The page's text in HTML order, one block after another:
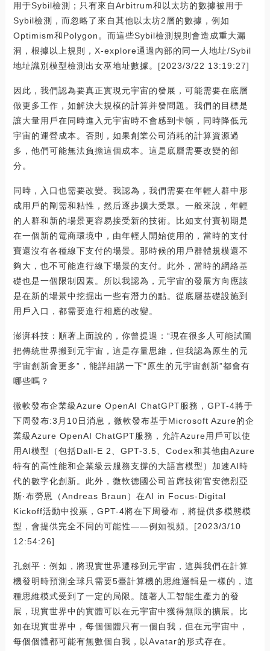
用于Sybil檢測；只有來自Arbitrum和以太坊的數據被用于
Sybil檢測，而忽略了來自其他以太坊2層的數據，例如
Optimism和Polygon。而這些Sybil檢測規則會造成重大漏
洞，根據以上規則，X-explore通過內部的同一人地址/Sybil
地址識別模型檢測出女巫地址數據。[2023/3/22 13:19:27]
因此，我們認為要真正實現元宇宙的發展，可能需要在底層
做更多工作，如解決大規模的計算并發問題。我們的目標是
讓大量用戶在同時進入元宇宙時不會感到卡頓，同時降低元
宇宙的運營成本。否則，如果創業公司消耗的計算資源過
多，他們可能無法負擔這個成本。這是底層需要改變的部
分。
同時，入口也需要改變。我認為，我們需要在年輕人群中形
成用戶的剛需和粘性，然后逐步擴大受眾。一般來說，年輕
的人群和新的場景更容易接受新的技術。比如支付寶初期是
在一個新的電商環境中，由年輕人開始使用的，當時的支付
寶還沒有各種線下支付的場景。那時候的用戶群體規模還不
夠大，也不可能進行線下場景的支付。此外，當時的網絡基
礎也是一個限制因素。所以我認為，元宇宙的發展方向應該
是在新的場景中挖掘出一些有潛力的點。從底層基礎設施到
用戶入口，都需要進行相應的改變。
澎湃科技：順著上面說的，你曾提過：“現在很多人可能試圖
把傳統世界搬到元宇宙，這是存量思維，但我認為原生的元
宇宙創新會更多”，能詳細講一下“原生的元宇宙創新”都會有
哪些嗎？
微軟發布企業級Azure OpenAI ChatGPT服務，GPT-4將于
下周發布:3月10日消息，微軟發布基于Microsoft Azure的企
業級Azure OpenAI ChatGPT服務，允許Azure用戶可以使
用AI模型（包括Dall-E 2、GPT-3.5、Codex和其他由Azure
特有的高性能和企業級云服務支撐的大語言模型）加速AI時
代的數字化創新。此外，微軟德國公司首席技術官安德烈亞
斯·布勞恩（Andreas Braun）在AI in Focus-Digital
Kickoff活動中投票，GPT-4將在下周發布，將提供多模態模
型，會提供完全不同的可能性——例如視頻。[2023/3/10
12:54:26]
孔劍平：例如，將現實世界遷移到元宇宙，這與我們在計算
機發明時預測全球只需要5臺計算機的思維邏輯是一樣的，這
種思維模式受到了一定的局限。隨著人工智能生產力的發
展，現實世界中的實體可以在元宇宙中獲得無限的擴展。比
如在現實世界中，每個個體只有一個自我，但在元宇宙中，
每個個體都可能有無數個自我，以Avatar的形式存在。